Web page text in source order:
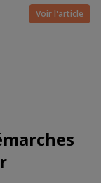
Voir l'article